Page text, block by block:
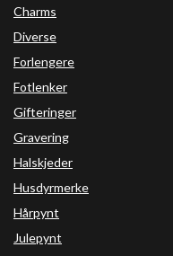
Charms
Diverse
Forlengere
Fotlenker
Gifteringer
Gravering
Halskjeder
Husdyrmerke
Hårpynt
Julepynt